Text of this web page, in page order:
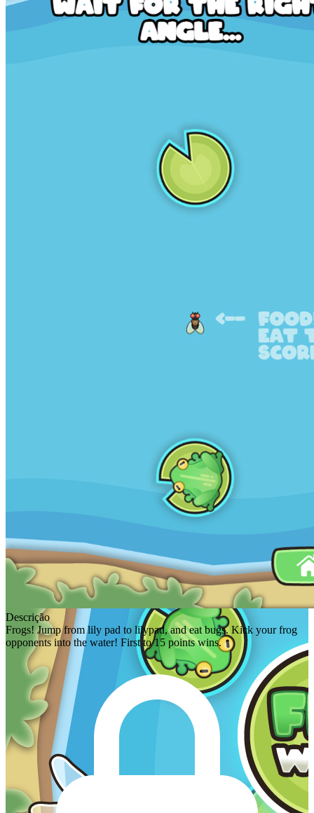
Descrição
Frogs! Jump from lily pad to lilypad, and eat bugs. Kick your frog
opponents into the water! First to 15 points wins.